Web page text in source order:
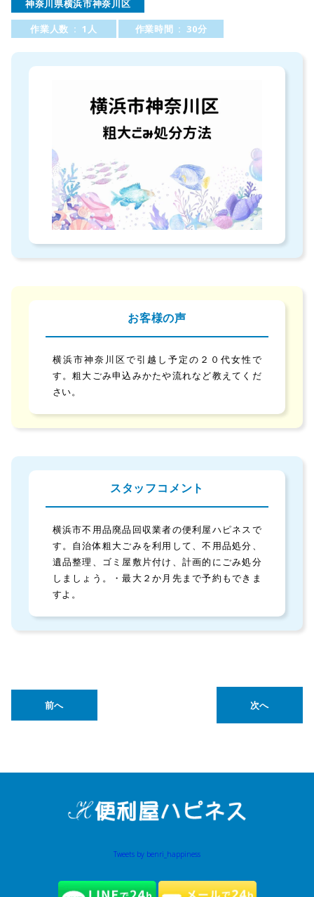
神奈川県横浜市神奈川区
作業人数 : 1人
作業時間 : 30分
お客様の声
横浜市神奈川区で引越し予定の２０代女性で
す。粗大ごみ申込みかたや流れなど教えてくだ
さい。
スタッフコメント
横浜市不用品廃品回収業者の便利屋ハピネスで
す。自治体粗大ごみを利用して、不用品処分、
遺品整理、ゴミ屋敷片付け、計画的にごみ処分
しましょう。・最大２か月先まで予約もできま
すよ。
前へ 次へ
Tweets by benri_happiness